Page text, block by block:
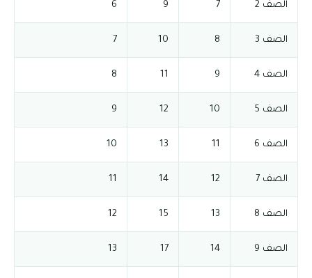
الصف 2 7
9
6
الصف 3 8
10
7
الصف 4 9
11
8
الصف 5 10
12
9
الصف 6 11
13
10
الصف 7 12
14
11
الصف 8 13
15
12
الصف 9 14
17
13